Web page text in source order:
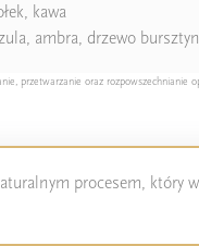
kawa
ambra, drzewo
przetwarzanie oraz rozpowszechnianie
procesem, który